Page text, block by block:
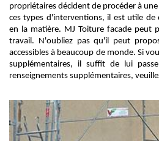
propriétaires décident de procéder à
ces types d'interventions, il est utile de
en la matière. MJ Toiture facade peut
travail. N'oubliez pas qu'il peut
accessibles à beaucoup de monde. Si
supplémentaires, il suffit de lui
renseignements supplémentaires,